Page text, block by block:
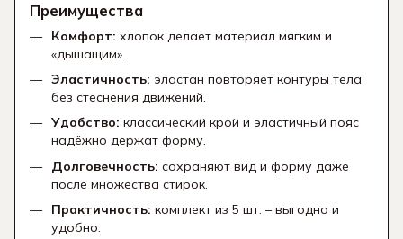
Преимущества
Комфорт: хлопок делает материал мягким и
«дышащим».
Эластичность: эластан повторяет контуры тела
без стеснения движений.
Удобство: классический крой и эластичный пояс
надёжно держат форму.
Долговечность: сохраняют вид и форму даже
после множества стирок.
Практичность: комплект из 5 шт. – выгодно и
удобно.